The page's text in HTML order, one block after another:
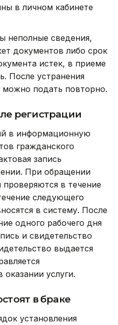
в личном кабинете
неполные сведения,
документов либо срок
истек, в приеме
После устранения
подать повторно.
регистрации
в информационную
гражданского
запись
При обращении
в течение
следующего
в систему. После
одного рабочего дня
и свидетельство
выдается
услуги.
в браке
установления